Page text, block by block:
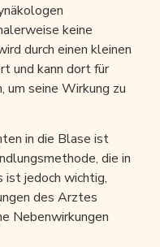
keine
durch einen kleinen
und kann dort für
seine Wirkung zu
in die Blase ist
die in
ist jedoch wichtig,
des Arztes
Nebenwirkungen